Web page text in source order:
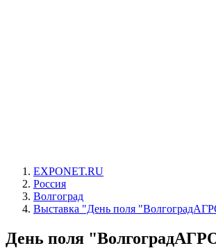
EXPONET.RU
Россия
Волгоград
Выставка "День поля
День поля